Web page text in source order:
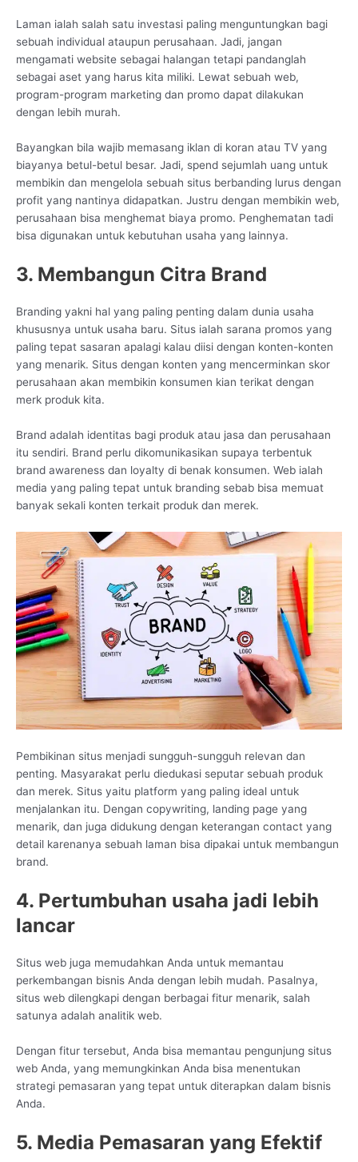
Laman ialah salah satu investasi paling menguntungkan bagi
sebuah individual ataupun perusahaan. Jadi, jangan
mengamati website sebagai halangan tetapi pandanglah
sebagai aset yang harus kita miliki. Lewat sebuah web,
program-program marketing dan promo dapat dilakukan
dengan lebih murah.
Bayangkan bila wajib memasang iklan di koran atau TV yang
biayanya betul-betul besar. Jadi, spend sejumlah uang untuk
membikin dan mengelola sebuah situs berbanding lurus dengan
profit yang nantinya didapatkan. Justru dengan membikin web,
perusahaan bisa menghemat biaya promo. Penghematan tadi
bisa digunakan untuk kebutuhan usaha yang lainnya.
3. Membangun Citra Brand
Branding yakni hal yang paling penting dalam dunia usaha
khususnya untuk usaha baru. Situs ialah sarana promos yang
paling tepat sasaran apalagi kalau diisi dengan konten-konten
yang menarik. Situs dengan konten yang mencerminkan skor
perusahaan akan membikin konsumen kian terikat dengan
merk produk kita.
Brand adalah identitas bagi produk atau jasa dan perusahaan
itu sendiri. Brand perlu dikomunikasikan supaya terbentuk
brand awareness dan loyalty di benak konsumen. Web ialah
media yang paling tepat untuk branding sebab bisa memuat
banyak sekali konten terkait produk dan merek.
Pembikinan situs menjadi sungguh-sungguh relevan dan
penting. Masyarakat perlu diedukasi seputar sebuah produk
dan merek. Situs yaitu platform yang paling ideal untuk
menjalankan itu. Dengan copywriting, landing page yang
menarik, dan juga didukung dengan keterangan contact yang
detail karenanya sebuah laman bisa dipakai untuk membangun
brand.
4. Pertumbuhan usaha jadi lebih
lancar
Situs web juga memudahkan Anda untuk memantau
perkembangan bisnis Anda dengan lebih mudah. Pasalnya,
situs web dilengkapi dengan berbagai fitur menarik, salah
satunya adalah analitik web.
Dengan fitur tersebut, Anda bisa memantau pengunjung situs
web Anda, yang memungkinkan Anda bisa menentukan
strategi pemasaran yang tepat untuk diterapkan dalam bisnis
Anda.
5. Media Pemasaran yang Efektif